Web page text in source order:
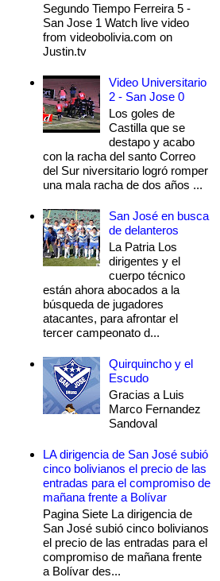
Segundo Tiempo Ferreira 5 -
San Jose 1 Watch live video
from videobolivia.com on
Justin.tv
Video Universitario
2 - San Jose 0
Los goles de
Castilla que se
destapo y acabo
con la racha del santo Correo
del Sur niversitario logró romper
una mala racha de dos años ...
San José en busca
de delanteros
La Patria Los
dirigentes y el
cuerpo técnico
están ahora abocados a la
búsqueda de jugadores
atacantes, para afrontar el
tercer campeonato d...
Quirquincho y el
Escudo
Gracias a Luis
Marco Fernandez
Sandoval
LA dirigencia de San José subió
cinco bolivianos el precio de las
entradas para el compromiso de
mañana frente a Bolívar
Pagina Siete La dirigencia de
San José subió cinco bolivianos
el precio de las entradas para el
compromiso de mañana frente
a Bolívar des...